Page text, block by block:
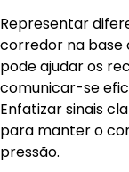
Representar
corredor na
pode ajudar os
comunicar-se
Enfatizar sinais
para manter o
pressão.